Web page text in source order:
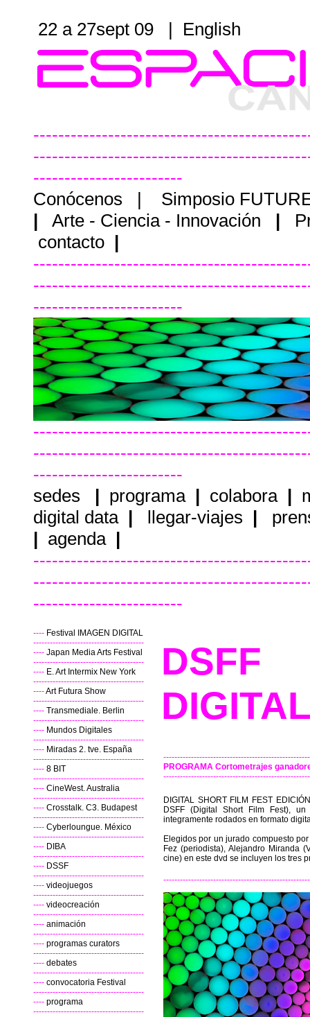
22 a 27sept 09 | English
------------------------
Conócenos
|
Simposio
|
Arte - Ciencia - Innovación |
contacto |
------------------------
------------------------
sedes | programa| colabora|
digital data | llegar-viajes |
| agenda |
------------------------
---- Festival IMAGEN DIGITAL
----------------------------------------
---- Japan Media Arts Festival
----------------------------------------
---- E. Art Intermix New York
----------------------------------------
----Art Futura Show
----------------------------------------
---- Transmediale. Berlin
----------------------------------------
---- Mundos Digitales
----------------------------------------
---- Miradas 2. tve. España
----------------------------------------
---- 8 BIT
----------------------------------------
---- CineWest. Australia
----------------------------------------
---- Crosstalk. C3. Budapest
----------------------------------------
---- Cyberloungue. México
----------------------------------------
---- DIBA
----------------------------------------
---- DSSF
----------------------------------------
---- videojuegos
----------------------------------------
---- videocreación
----------------------------------------
---- animación
----------------------------------------
---- programas curators
----------------------------------------
---- debates
----------------------------------------
---- convocatoria Festival
----------------------------------------
---- programa
----------------------------------------
DSFF
PROGRAMA Cortometrajes
DIGITAL SHORT FILM FEST
DSFF (Digital Short Film Fest),
integramente rodados en formato
Elegidos por un jurado compuesto
Fez (periodista), Alejandro Miranda
cine) en este dvd se incluyen los tres